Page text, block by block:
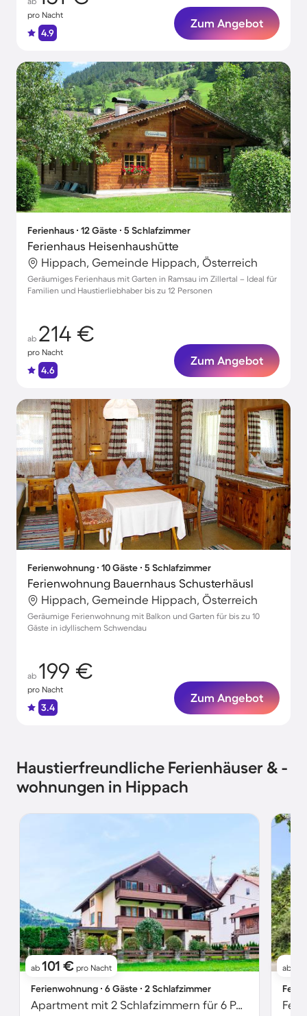
pro Nacht
4.9
Zum Angebot
Ferienhaus ∙ 12 Gäste ∙ 5 Schlafzimmer
Ferienhaus Heisenhaushütte
Hippach, Gemeinde Hippach, Österreich
Geräumiges Ferienhaus mit Garten in Ramsau im Zillertal – Ideal für
Familien und Haustierliebhaber bis zu 12 Personen
ab 214 €
pro Nacht
4.6
Zum Angebot
Ferienwohnung ∙ 10 Gäste ∙ 5 Schlafzimmer
Ferienwohnung Bauernhaus Schusterhäusl
Hippach, Gemeinde Hippach, Österreich
Geräumige Ferienwohnung mit Balkon und Garten für bis zu 10
Gäste in idyllischem Schwendau
ab 199 €
pro Nacht
3.4
Zum Angebot
Haustierfreundliche Ferienhäuser & -
wohnungen in Hippach
ab 101 € pro Nacht
Ferienwohnung ∙ 6 Gäste ∙ 2 Schlafzimmer
Apartment mit 2 Schlafzimmern für 6 Personen
ab